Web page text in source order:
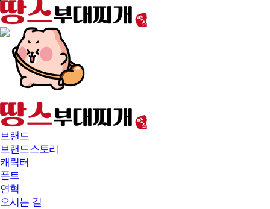
본문바로가기
브랜드
브랜드스토리
캐릭터
폰트
연혁
오시는 길